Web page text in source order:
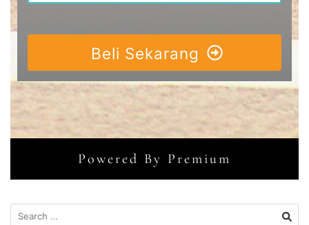
Beli Sekarang
Powered By Premium